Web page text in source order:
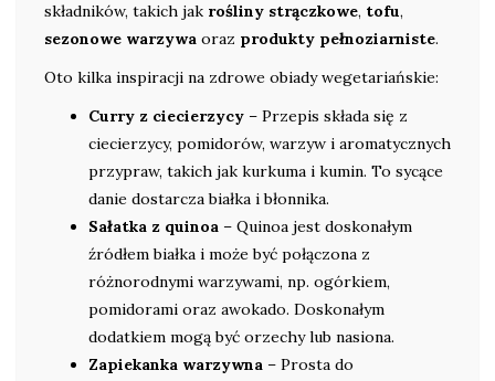
składników, takich jak rośliny strączkowe, tofu,
sezonowe warzywa oraz produkty pełnoziarniste.
Oto kilka inspiracji na zdrowe obiady wegetariańskie:
Curry z ciecierzycy – Przepis składa się z
ciecierzycy, pomidorów, warzyw i aromatycznych
przypraw, takich jak kurkuma i kumin. To sycące
danie dostarcza białka i błonnika.
Sałatka z quinoa – Quinoa jest doskonałym
źródłem białka i może być połączona z
różnorodnymi warzywami, np. ogórkiem,
pomidorami oraz awokado. Doskonałym
dodatkiem mogą być orzechy lub nasiona.
Zapiekanka warzywna – Prosta do